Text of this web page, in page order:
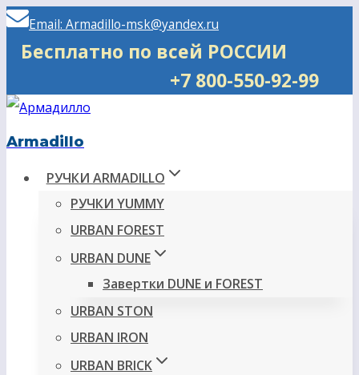
Перейти
Email: Armadillo-msk@yandex.ru
Бесплатно по всей РОССИИ
+7 800-550-92-99
Armadillo
РУЧКИ ARMADILLO
РУЧКИ YUMMY
URBAN FOREST
URBAN DUNE
Завертки DUNE и FOREST
URBAN STON
URBAN IRON
URBAN BRICK